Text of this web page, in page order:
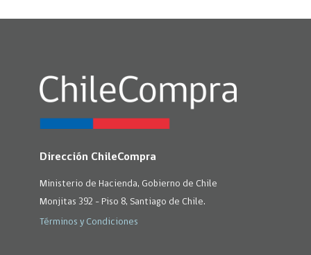
Dirección ChileCompra
Ministerio de Hacienda, Gobierno de Chile
Monjitas 392 - Piso 8, Santiago de Chile.
Términos y Condiciones